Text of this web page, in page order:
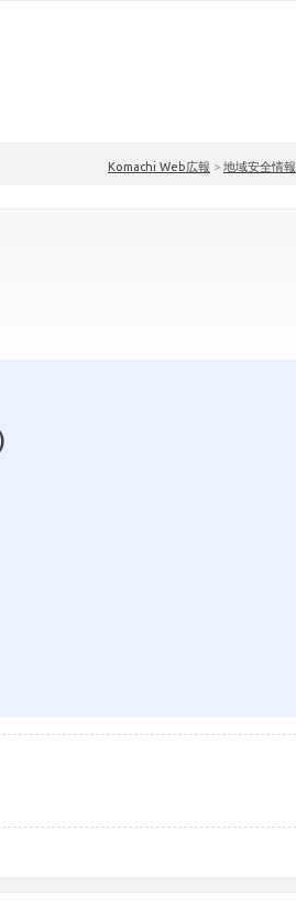
Komachi Web広報 > 地域安全情報